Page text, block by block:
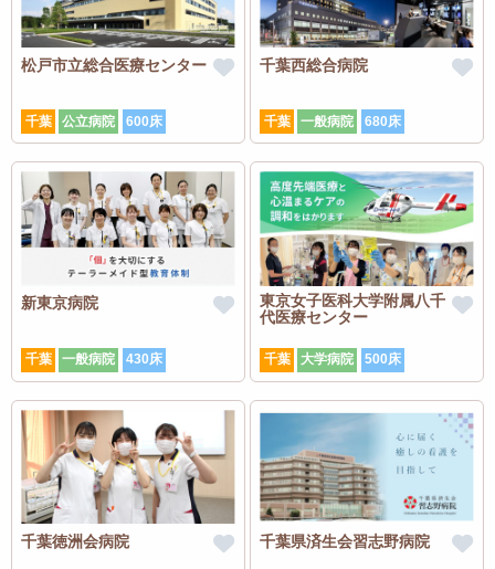
松戸市立総合医療センター
千葉 公立病院 600床
千葉西総合病院
千葉 一般病院 680床
新東京病院
千葉 一般病院 430床
東京女子医科大学附属八千
代医療センター
千葉 大学病院 500床
千葉徳洲会病院 千葉県済生会習志野病院